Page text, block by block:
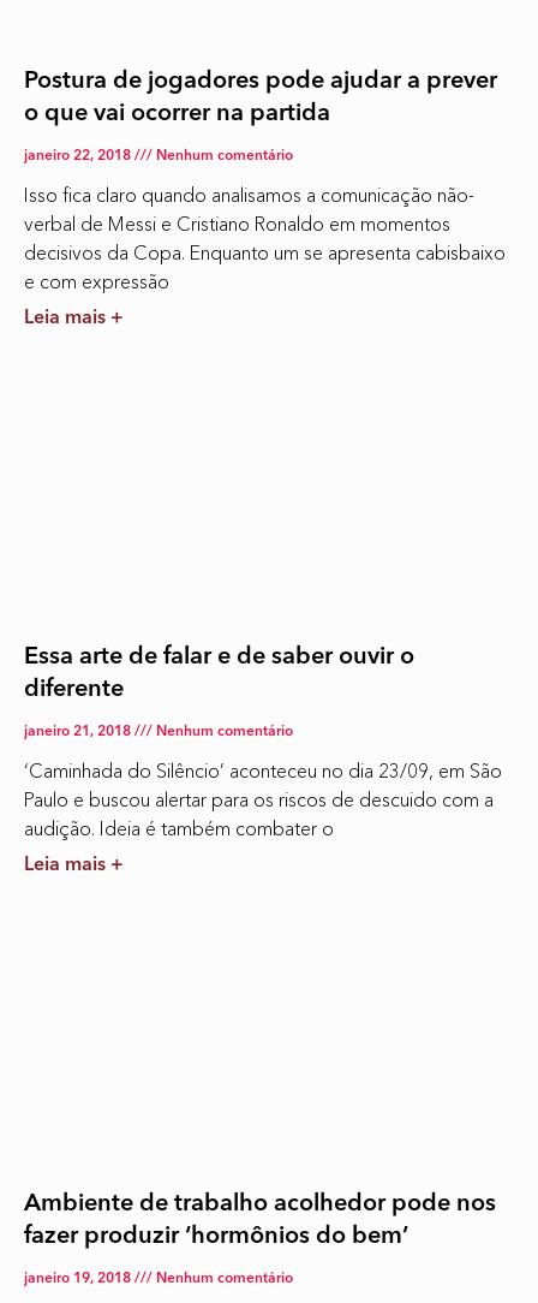
Postura de jogadores pode ajudar a prever
o que vai ocorrer na partida
janeiro 22, 2018 Nenhum comentário
Isso fica claro quando analisamos a comunicação não-
verbal de Messi e Cristiano Ronaldo em momentos
decisivos da Copa. Enquanto um se apresenta cabisbaixo
e com expressão
Leia mais +
Essa arte de falar e de saber ouvir o
diferente
janeiro 21, 2018 Nenhum comentário
‘Caminhada do Silêncio’ aconteceu no dia 23/09, em São
Paulo e buscou alertar para os riscos de descuido com a
audição. Ideia é também combater o
Leia mais +
Ambiente de trabalho acolhedor pode nos
fazer produzir ‘hormônios do bem’
janeiro 19, 2018 Nenhum comentário